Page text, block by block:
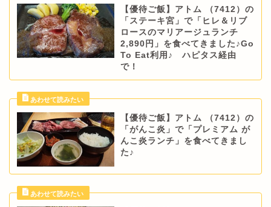
【優待ご飯】アトム （7412）の
「ステーキ宮」で「ヒレ＆リブ
ロースのマリアージュランチ
2,890円」を食べてきました♪Go
To Eat利用♪ ハピタス経由
で！
【優待ご飯】アトム （7412）の
「がんこ炎」で「プレミアム が
んこ炎ランチ」を食べてきまし
た♪